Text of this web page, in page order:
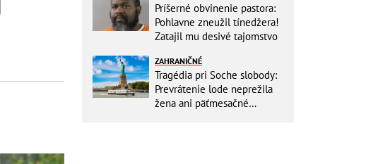
Príšerné obvinenie pastora:
Pohlavne zneužil tínedžera!
Zatajil mu desivé tajomstvo
ZAHRANIČNÉ
Tragédia pri Soche slobody:
Prevrátenie lode neprežila
žena ani päťmesačné